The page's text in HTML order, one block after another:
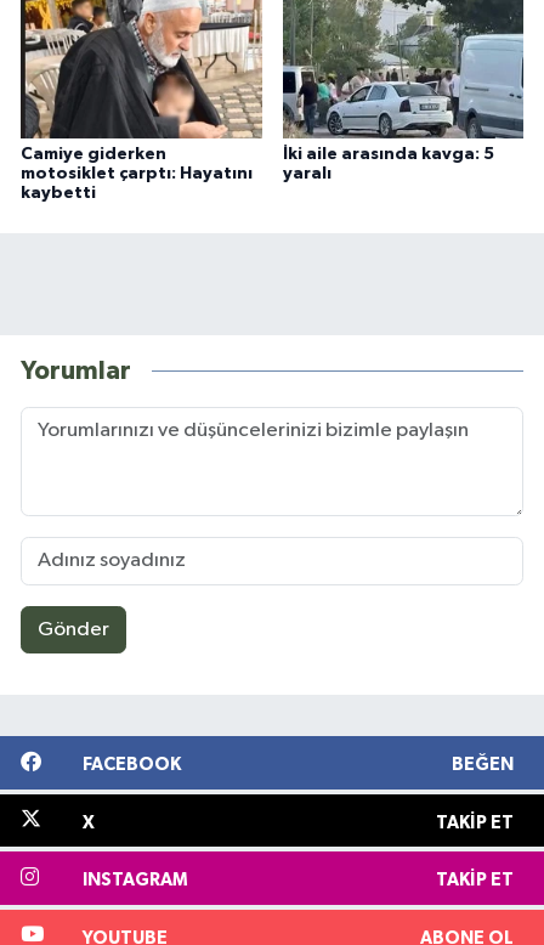
Camiye giderken
motosiklet çarptı: Hayatını
kaybetti
İki aile arasında kavga: 5
yaralı
Yorumlar
Gönder
FACEBOOK BEĞEN
X TAKIP ET
INSTAGRAM TAKIP ET
YOUTUBE ABONE OL